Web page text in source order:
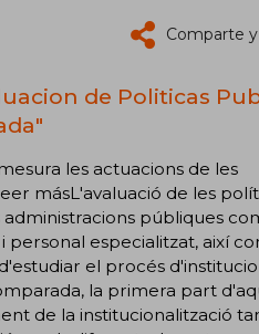
Comparte
de Politicas
les actuacions de les
másL'avaluació de les
públiques
especialitzat, així
el procés
la primera part
de la institucionalització